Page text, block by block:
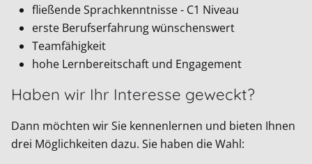
fließende Sprachkenntnisse - C1 Niveau
erste Berufserfahrung wünschenswert
Teamfähigkeit
hohe Lernbereitschaft und Engagement
Haben wir Ihr Interesse geweckt?
Dann möchten wir Sie kennenlernen und bieten Ihnen
drei Möglichkeiten dazu. Sie haben die Wahl: